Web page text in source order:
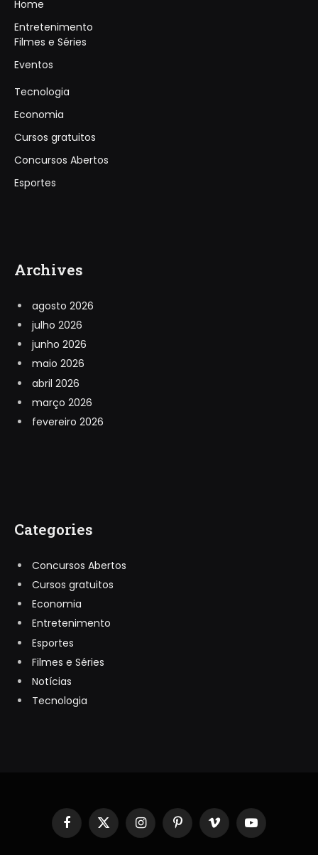
Home
Entretenimento
Filmes e Séries
Eventos
Tecnologia
Economia
Cursos gratuitos
Concursos Abertos
Esportes
Archives
agosto 2026
julho 2026
junho 2026
maio 2026
abril 2026
março 2026
fevereiro 2026
Categories
Concursos Abertos
Cursos gratuitos
Economia
Entretenimento
Esportes
Filmes e Séries
Notícias
Tecnologia
Facebook
X
(Twitter)
InstagramPinterestVimeo YouTube